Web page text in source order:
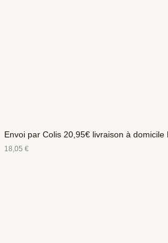
Envoi par Colis 20,95€ livraison à domicile
18,05€